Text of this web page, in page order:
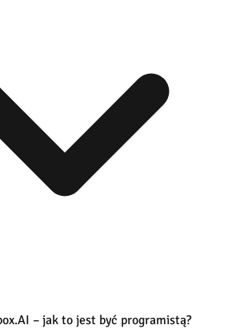
– jak to jest być programistą?